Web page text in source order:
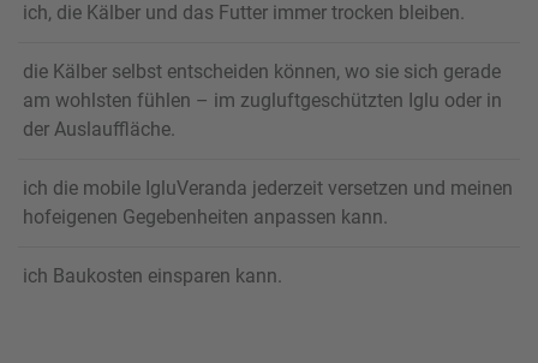
ich, die Kälber und das Futter immer trocken bleiben.
die Kälber selbst entscheiden können, wo sie sich gerade
am wohlsten fühlen – im zugluftgeschützten Iglu oder in
der Auslauffläche.
ich die mobile IgluVeranda jederzeit versetzen und meinen
hofeigenen Gegebenheiten anpassen kann.
ich Baukosten einsparen kann.